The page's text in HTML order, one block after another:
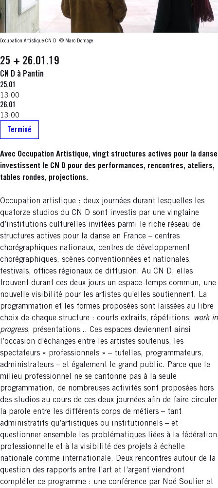
Occupation Artistique CN D © Marc Domage
25 + 26.01.19
CN D à Pantin
25.01
13:00
26.01
13:00
Terminé
Avec Occupation Artistique, vingt structures actives pour la danse
investissent le CN D pour des performances, rencontres, ateliers,
tables rondes, projections.
Occupation artistique : deux journées durant lesquelles les
quatorze studios du CN D sont investis par une vingtaine
d’institutions culturelles invitées parmi le riche réseau de
structures actives pour la danse en France – centres
chorégraphiques nationaux, centres de développement
chorégraphiques, scènes conventionnées et nationales,
festivals, offices régionaux de diffusion. Au CN D, elles
trouvent durant ces deux jours un espace-temps commun, une
nouvelle visibilité pour les artistes qu’elles soutiennent. La
programmation et les formes proposées sont laissées au libre
choix de chaque structure : courts extraits, répétitions, work in
progress, présentations... Ces espaces deviennent ainsi
l’occasion d’échanges entre les artistes soutenus, les
spectateurs « professionnels » – tutelles, programmateurs,
administrateurs – et également le grand public. Parce que le
milieu professionnel ne se cantonne pas à la seule
programmation, de nombreuses activités sont proposées hors
des studios au cours de ces deux journées afin de faire circuler
la parole entre les différents corps de métiers – tant
administratifs qu’artistiques ou institutionnels – et
questionner ensemble les problématiques liées à la fédération
professionnelle et à la visibilité des projets à échelle
nationale comme internationale. Deux rencontres autour de la
question des rapports entre l’art et l’argent viendront
compléter ce programme : une conférence par Noé Soulier et